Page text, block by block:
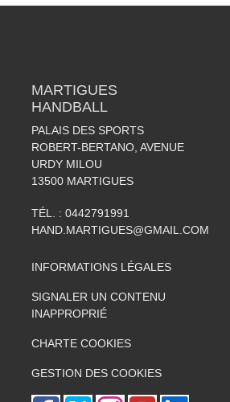
MARTIGUES
HANDBALL
PALAIS DES SPORTS
ROBERT-BERTANO, AVENUE
URDY MILOU
13500 MARTIGUES
TÉL. : 0442791991
HAND.MARTIGUES@GMAIL.COM
INFORMATIONS LÉGALES
SIGNALER UN CONTENU
INAPPROPRIÉ
CHARTE COOKIES
GESTION DES COOKIES